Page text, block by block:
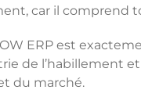
car il comprend
ERP est
de l’habillement
du marché.